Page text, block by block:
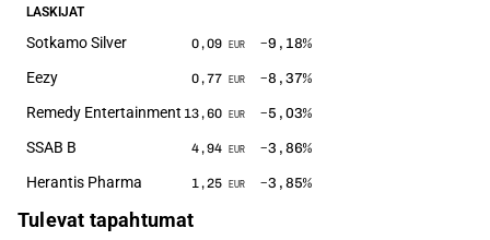
LASKIJAT
Sotkamo Silver 0,09 EUR −9,18%
Eezy 0,77 EUR −8,37%
Remedy Entertainment 13,60 EUR −5,03%
SSAB B 4,94 EUR −3,86%
Herantis Pharma 1,25 EUR −3,85%
Tulevat tapahtumat